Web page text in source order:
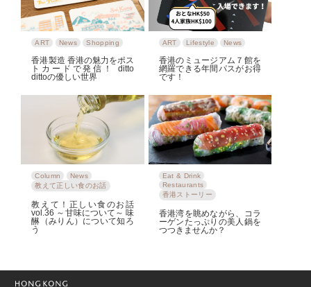
ART News Shopping
香港製造 香港の魅力をポス
トカードで発信！ ditto
dittoの優しい世界
ART Lifestyle News
香港のミュージアム７館を
網羅できる年間パスがお得
です！
Column
News
教えて正しい食のお話
教えて！正しい食のお話
vol.36 ～甘味について～ 味
醂（みりん）について知ろ
う
Eat & Drink
Restaurants
香港ストーリー
香港湾を眺めながら、コラ
ーゲンたっぷりの美人鍋を
つつきませんか？